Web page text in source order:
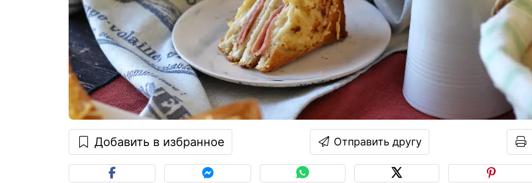
Добавить в избранное Отправить другу